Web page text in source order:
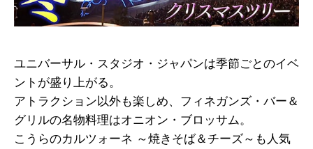
ユニバーサル・スタジオ・ジャパンは季節ごとのイベ
ントが盛り上がる。
アトラクション以外も楽しめ、フィネガンズ・バー＆
グリルの名物料理はオニオン・ブロッサム。
こうらのカルツォーネ ～焼きそば＆チーズ～も人気